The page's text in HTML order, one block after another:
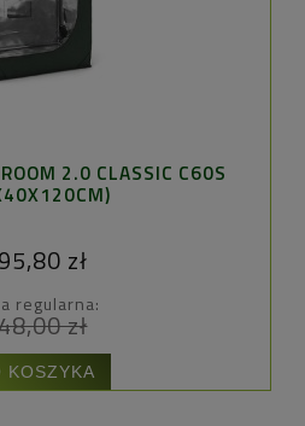
2.0 CLASSIC C60S
zł
regularna:
zł
KOSZYKA